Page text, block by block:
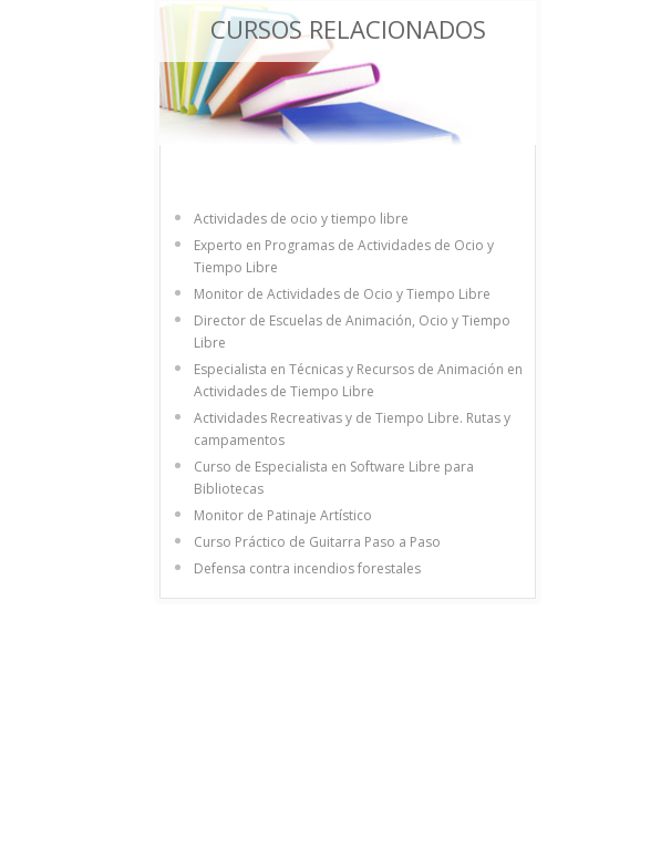
CURSOS RELACIONADOS
Actividades de ocio y tiempo libre
Experto en Programas de Actividades de Ocio y
Tiempo Libre
Monitor de Actividades de Ocio y Tiempo Libre
Director de Escuelas de Animación, Ocio y Tiempo
Libre
Especialista en Técnicas y Recursos de Animación en
Actividades de Tiempo Libre
Actividades Recreativas y de Tiempo Libre. Rutas y
campamentos
Curso de Especialista en Software Libre para
Bibliotecas
Monitor de Patinaje Artístico
Curso Práctico de Guitarra Paso a Paso
Defensa contra incendios forestales